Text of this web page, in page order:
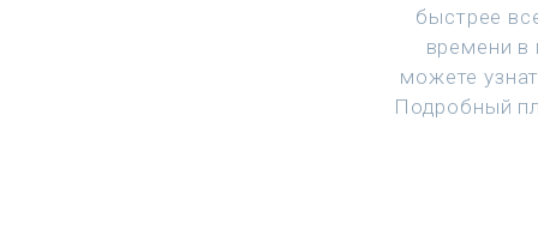
быстрее
времени в
можете
Подробный